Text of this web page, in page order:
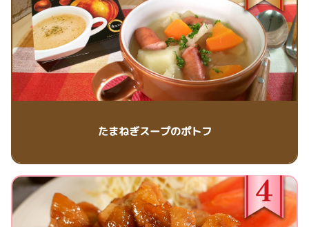
たまねぎスープのポトフ